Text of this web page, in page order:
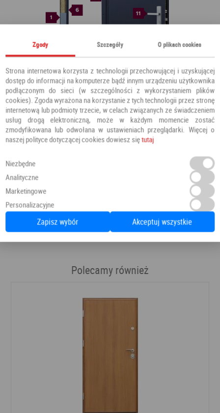
Polecamy również
Zgody Szczegóły O plikach cookies
Strona internetowa korzysta z technologii przechowującej i uzyskującej
dostęp do informacji na komputerze bądź innym urządzeniu użytkownika
podłączonym do sieci (w szczególności z wykorzystaniem plików
cookies). Zgoda wyrażona na korzystanie z tych technologii przez stronę
internetową lub podmioty trzecie, w celach związanych ze świadczeniem
usług drogą elektroniczną, może w każdym momencie zostać
zmodyfikowana lub odwołana w ustawieniach przeglądarki. Więcej o
naszej polityce dotyczącej cookies dowiesz siętutaj
Niezbędne
Analityczne
Marketingowe
Personalizacyjne
Zapisz wybór Akceptuj wszystkie